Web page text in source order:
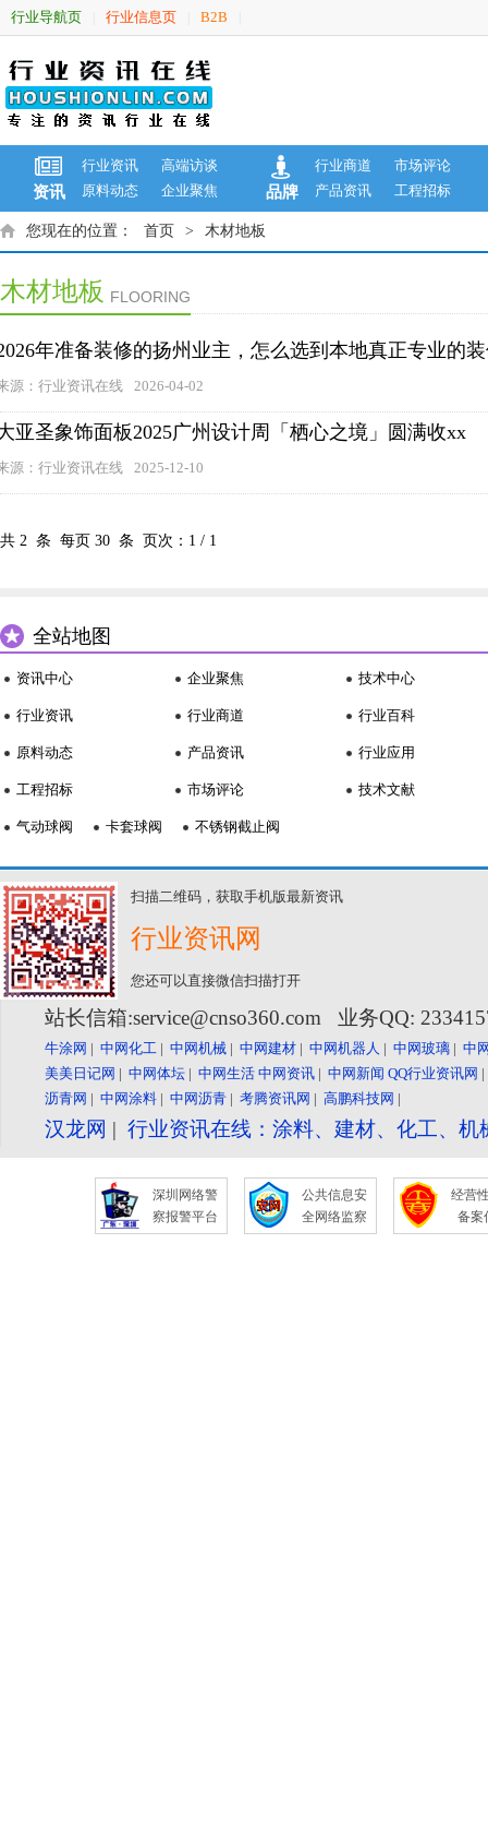
行业导航页 行业信息页 B2B
资讯
行业资讯
高端访谈
原料动态
企业聚焦 品牌
行业商道
市场评论
产品资讯
工程招标
您现在的位置： 首页 > 木材地板
木材地板 FLOORING
年准备装修的扬州业主，怎么选到本地真正专业的
源：行业资讯在线 2026-04-02
亚圣象饰面板2025广州设计周「栖心之境」圆满收xx
源：行业资讯在线 2025-12-10
共 2 条 每页 30 条 页次： 1 / 1
全站地图
资讯中心
行业资讯
原料动态
工程招标
企业聚焦
行业商道
产品资讯
市场评论
技术中心
行业百科
行业应用
技术文献
气动球阀 卡套球阀 不锈钢截止阀
扫描二维码，获取手机版最新资讯
行业资讯网
您还可以直接微信扫描打开
站长信箱:service@cnso360.com 业务QQ:
牛涂网 | 中网化工 | 中网机械 | 中网建材 | 中网机器人 | 中网玻璃 | 中
美美日记网 | 中网体坛 | 中网生活 中网资讯 | 中网新闻 QQ行业资讯网
沥青网 | 中网涂料 | 中网沥青 | 考腾资讯网 | 高鹏科技网 |
汉龙网 | 行业资讯在线：涂料、建材、化工、
深圳网络警
察报警平台
公共信息安
全网络监察
经营
备案